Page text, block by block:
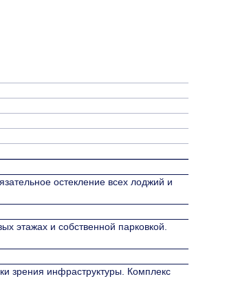
остекление всех лоджий и
этажах и собственной парковкой.
зрения инфраструктуры. Комплекс